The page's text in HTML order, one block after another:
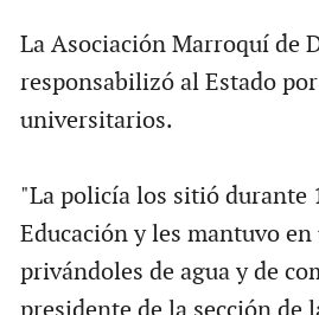
La Asociación Marroquí de
responsabilizó al Estado
universitarios.
"La policía los sitió durante
Educación y les mantuvo
privándoles de agua y de